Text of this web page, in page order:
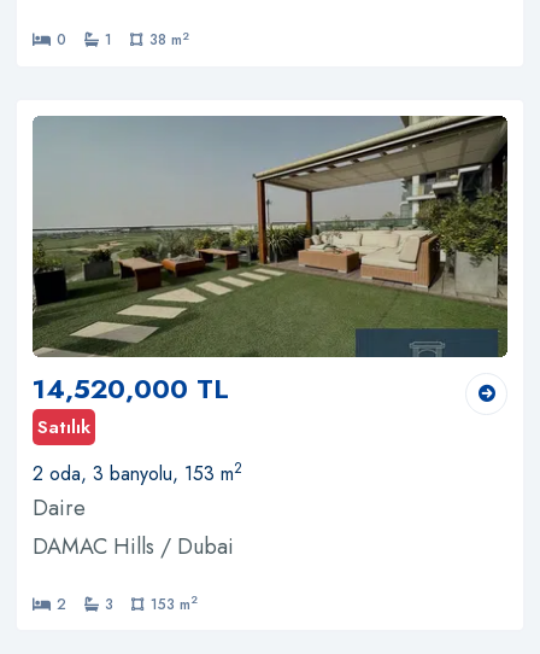
0 1 38 m2
14,520,000 TL
Satılık
2 oda, 3 banyolu, 153 m2
Daire
DAMAC Hills / Dubai
2 3 153 m2